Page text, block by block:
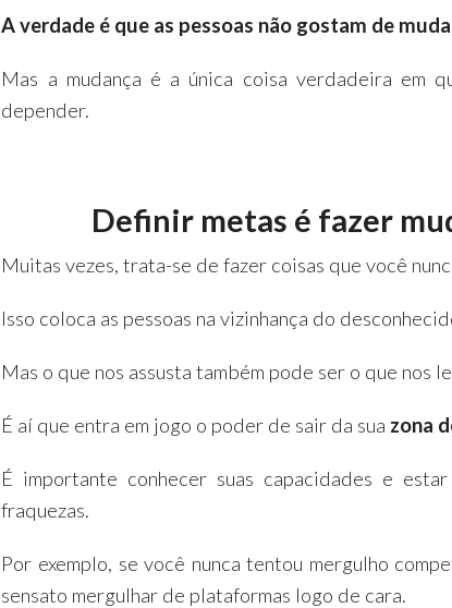
A verdade é que as pessoas não gostam de
Mas a mudança é a única coisa verdadeira em
depender.
Definir metas é fazer
Muitas vezes, trata-se de fazer coisas que você
Isso coloca as pessoas na vizinhança do
Mas o que nos assusta também pode ser o que nos
É aí que entra em jogo o poder de sair da sua zona
É importante conhecer suas capacidades e
fraquezas.
Por exemplo, se você nunca tentou mergulho
sensato mergulhar de plataformas logo de cara.